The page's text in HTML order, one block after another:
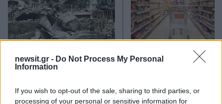
newsit.gr - Do Not Process My Personal
Information
If you wish to opt-out of the sale, sharing to third parties, or
processing of your personal or sensitive information for
ενέργεια που
απελευθερώθηκε από τη
Βοιωτία - Πώς κάηκε μέσα
σε 2 βράδια το 55% της
Σούπερ μάρκετ:
μειώσεις τιμών –
τους 130 σχολικά